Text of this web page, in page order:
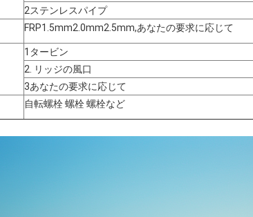
2ステンレスパイプ
FRP1.5mm2.0mm2.5mm,あなたの要求に応じて
1タービン
2. リッジの風口
3あなたの要求に応じて
自転螺栓 螺栓 螺栓など